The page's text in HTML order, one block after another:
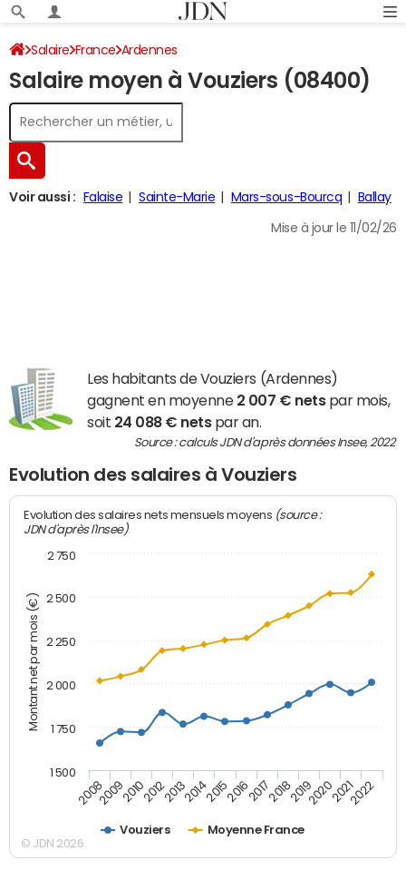
Salaire France Ardennes
Salaire moyen à Vouziers (08400)
Voir aussi : Falaise Sainte-Marie Mars-sous-Bourcq Ballay
Mise à jour le 11/02/26
Les habitants de Vouziers (Ardennes)
gagnent en moyenne 2 007 € netspar mois,
soit 24 088 € netspar an.
Source : calculs JDN d'après données Insee, 2022
Evolution des salaires à Vouziers
Montant net par mois (€)
Evolution des salaires nets mensuels moyens (source :
JDN d'après l'Insee)
Vouziers Moyenne France
20082009201020122013201420152016201720182019202020212022
1 500
1 750
2 000
2 250
2 500
2 750
© JDN 2026